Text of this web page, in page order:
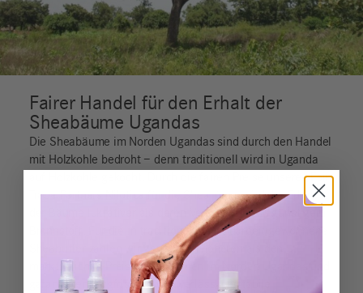
Fairer Handel für den Erhalt der
Sheabäume Ugandas
Die Sheabäume im Norden Ugandas sind durch den Handel
mit Holzkohle bedroht – denn traditionell wird in Uganda
auf Holzkohle gekocht. Durch die fairen Preise unseres Fair
Trade Partners Nilotica für die Sheanüsse wird der Erhalt
der Bäume lukrativer als deren Verarbeitung zu günstigem
Brennstoff. Für die in traditioneller Handarbeit gewonnene
Sheabutter zahlen wir gern einen höheren als den
marktüblichen Preis an die Frauen im Norden Ugandas und
garantieren langfristig und zuverlässlich stabile